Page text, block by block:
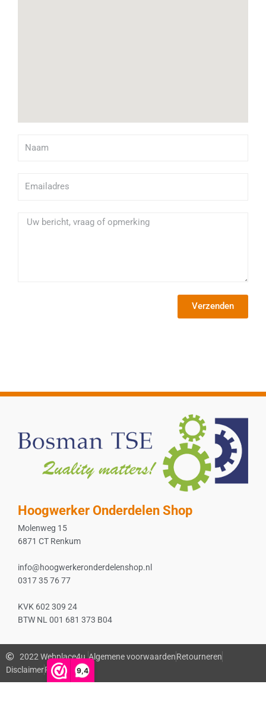
9,4
Bericht
Verzenden
Hoogwerker Onderdelen Shop
Molenweg 15
6871 CT Renkum
info@hoogwerkeronderdelenshop.nl
0317 35 76 77
KVK 602 309 24
BTW NL 001 681 373 B04
2022 Webplace4u.Algemene voorwaardenRetourneren
DisclaimerPrivacybeleid